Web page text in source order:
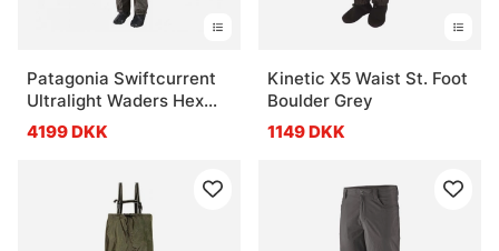
Patagonia Swiftcurrent
Ultralight Waders Hex
Grey
4199 DKK
Kinetic X5 Waist St. Foot
Boulder Grey
1149 DKK